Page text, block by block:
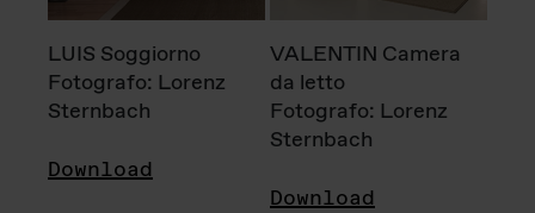
LUIS Soggiorno
Fotografo: Lorenz
Sternbach
Download
VALENTIN Camera
da letto
Fotografo: Lorenz
Sternbach
Download